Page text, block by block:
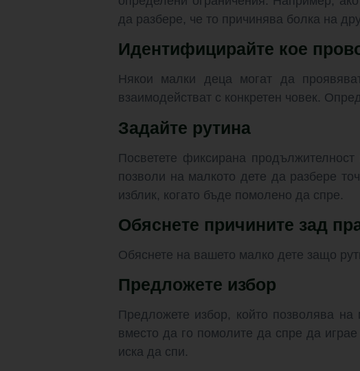
да разбере, че то причинява болка на
Идентифицирайте кое
Някои малки деца могат да
взаимодействат с конкретен човек.
Задайте рутина
Посветете фиксирана
позволи на малкото дете да разбере
изблик, когато бъде помолено да спре.
Обяснете причините зад
Обяснете на вашето малко дете защо
Предложете избор
Предложете избор, който позволява
вместо да го помолите да спре да
иска да спи.